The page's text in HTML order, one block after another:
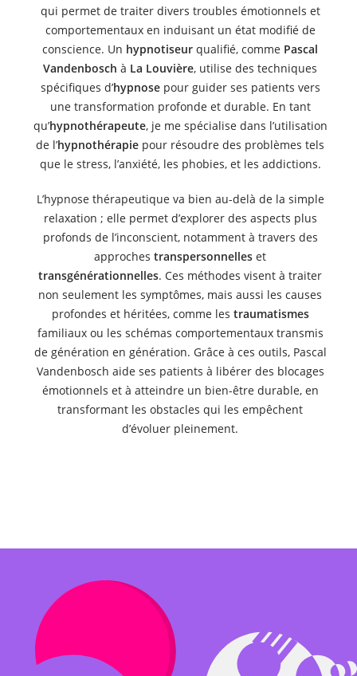
qui permet de traiter divers troubles émotionnels et
comportementaux en induisant un état modifié de
conscience. Un hypnotiseur qualifié, comme Pascal
Vandenbosch à La Louvière, utilise des techniques
spécifiques d’hypnosepour guider ses patients vers
une transformation profonde et durable. En tant
qu’hypnothérapeute, je me spécialise dans l’utilisation
de l’hypnothérapie pour résoudre des problèmes tels
que le stress, l’anxiété, les phobies, et les addictions.
L’hypnose thérapeutique va bien au-delà de la simple
relaxation ; elle permet d’explorer des aspects plus
profonds de l’inconscient, notamment à travers des
approchestranspersonnelles et
transgénérationnelles. Ces méthodes visent à traiter
non seulement les symptômes, mais aussi les causes
profondes et héritées, comme les traumatismes
familiaux ou les schémas comportementaux transmis
de génération en génération. Grâce à ces outils, Pascal
Vandenbosch aide ses patients à libérer des blocages
émotionnels et à atteindre un bien-être durable, en
transformant les obstacles qui les empêchent
d’évoluer pleinement.